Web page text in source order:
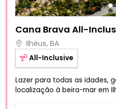
Cana Brava All-
Ilhéus, BA
All-Inclusive
Lazer para todas as idades,
localização à beira-mar em